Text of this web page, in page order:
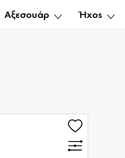
Αξεσουάρ Ήχος